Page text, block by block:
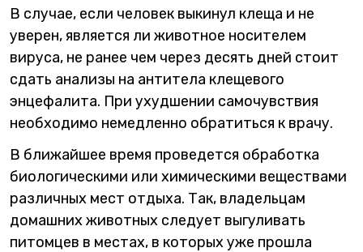
В случае, если человек выкинул клеща и не
уверен, является ли животное носителем
вируса, не ранее чем через десять дней стоит
сдать анализы на антитела клещевого
энцефалита. При ухудшении самочувствия
необходимо немедленно обратиться к врачу.
В ближайшее время проведется обработка
биологическими или химическими веществами
различных мест отдыха. Так, владельцам
домашних животных следует выгуливать
питомцев в местах, в которых уже прошла